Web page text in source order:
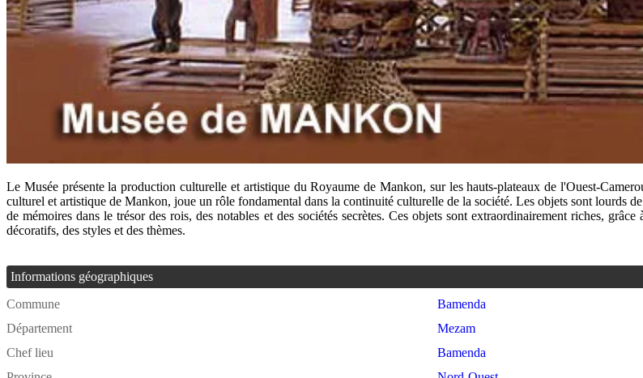
Le Musée présente la production culturelle et artistique du Royaume de Mankon, sur les hauts-plateaux de l'Ouest-
culturel et artistique de Mankon, joue un rôle fondamental dans la continuité culturelle de la société. Les objets sont lourds
de mémoires dans le trésor des rois, des notables et des sociétés secrètes. Ces objets sont extraordinairement riches,
décoratifs, des styles et des thèmes.
Informations géographiques
Commune
Bamenda
Département
Mezam
Chef lieu
Bamenda